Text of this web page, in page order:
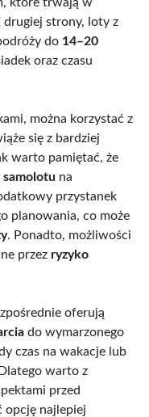
drugiej strony, loty z
do 14–20
oraz czasu
można korzystać z
się z bardziej
warto pamiętać, że
samolotu na
przystanek
planowania, co może
. Ponadto, możliwości
przez ryzyko
oferują
do wymarzonego
czas na wakacje lub
warto z
przed
opcję najlepiej